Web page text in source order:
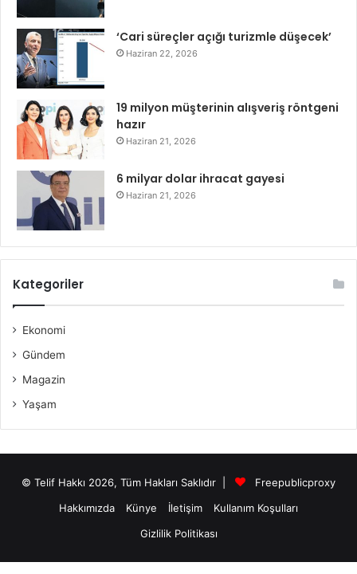
‘Cari süreçler açığı turizmle düşecek’
Haziran 22, 2026
19 milyon müşterinin alışveriş röntgeni
hazır
Haziran 21, 2026
6 milyar dolar ihracat gayesi
Haziran 21, 2026
Kategoriler
Ekonomi
Gündem
Magazin
Yaşam
© Telif Hakkı 2026, Tüm Hakları Saklıdır |
Freepublicproxy
Hakkımızda
Künye İletişim
Kullanım Koşulları
Gizlilik Politikası